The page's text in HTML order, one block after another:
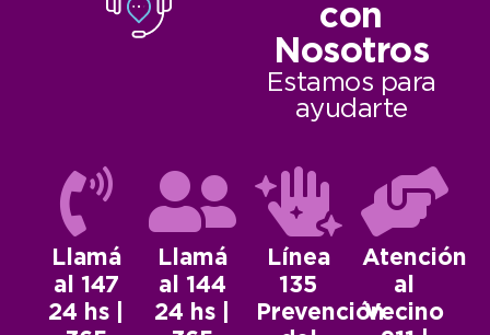
con
Nosotros
Estamos para
ayudarte
Llamá
al 147
24 hs |
Llamá
al 144
24 hs |
Línea
135
Prevención
Atención
al
Vecino